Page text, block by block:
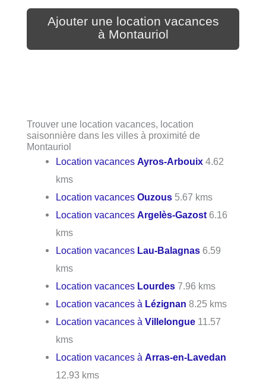
Ajouter une location vacances
à Montauriol
Trouver une location vacances, location
saisonnière dans les villes à proximité de
Montauriol
Location vacancesAyros-Arbouix 4.62
kms
Location vacancesOuzous 5.67 kms
Location vacancesArgelès-Gazost 6.16
kms
Location vacances Lau-Balagnas 6.59
kms
Location vacances Lourdes 7.96 kms
Location vacances à Lézignan 8.25 kms
Location vacances àVillelongue 11.57
kms
Location vacances àArras-en-Lavedan
12.93 kms